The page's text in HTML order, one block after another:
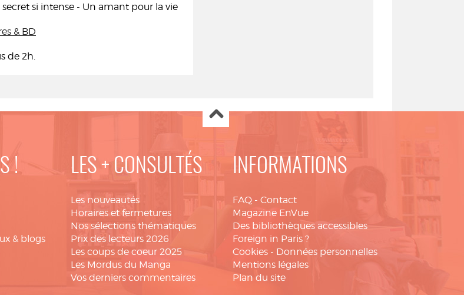
secret si intense - Un amant pour la vie
& BD
de 2h.
!
& blogs
LES + CONSULTÉS
Les nouveautés
Horaires et fermetures
Nos sélections thématiques
Prix des lecteurs 2026
Les coups de coeur 2025
Les Mordus du Manga
Vos derniers commentaires
INFORMATIONS
FAQ - Contact
Magazine EnVue
Des bibliothèques accessibles
Foreign in Paris ?
Cookies - Données personnelles
Mentions légales
Plan du site